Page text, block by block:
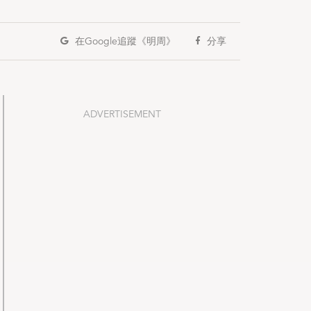
在Google追蹤《明周》 分享
ADVERTISEMENT